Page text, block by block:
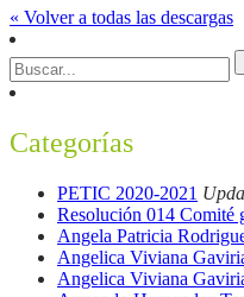
« Volver a todas las descargas
Categorías
PETIC 2020-2021
Resolución 014 Comité
Angela Patricia
Angelica Viviana
Angelica Viviana